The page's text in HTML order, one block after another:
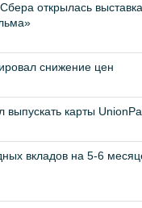
открылась
снижение цен
выпускать карты
вкладов на 5-6